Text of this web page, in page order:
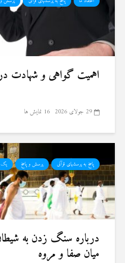
اهمیت گواهی و شهادت
29 جولای 2026 16 نمایش ها
پاسخ به پرسشهای قرآنی پرسش و پاسخ یک
درباره سنگ زدن به
میان صفا و مروه